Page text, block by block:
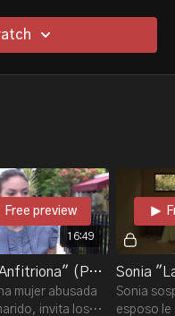
16:49
Free preview
Perla "Anfitriona" (Parte 2)
mujer abusada
invita los
Sonia
esposo le